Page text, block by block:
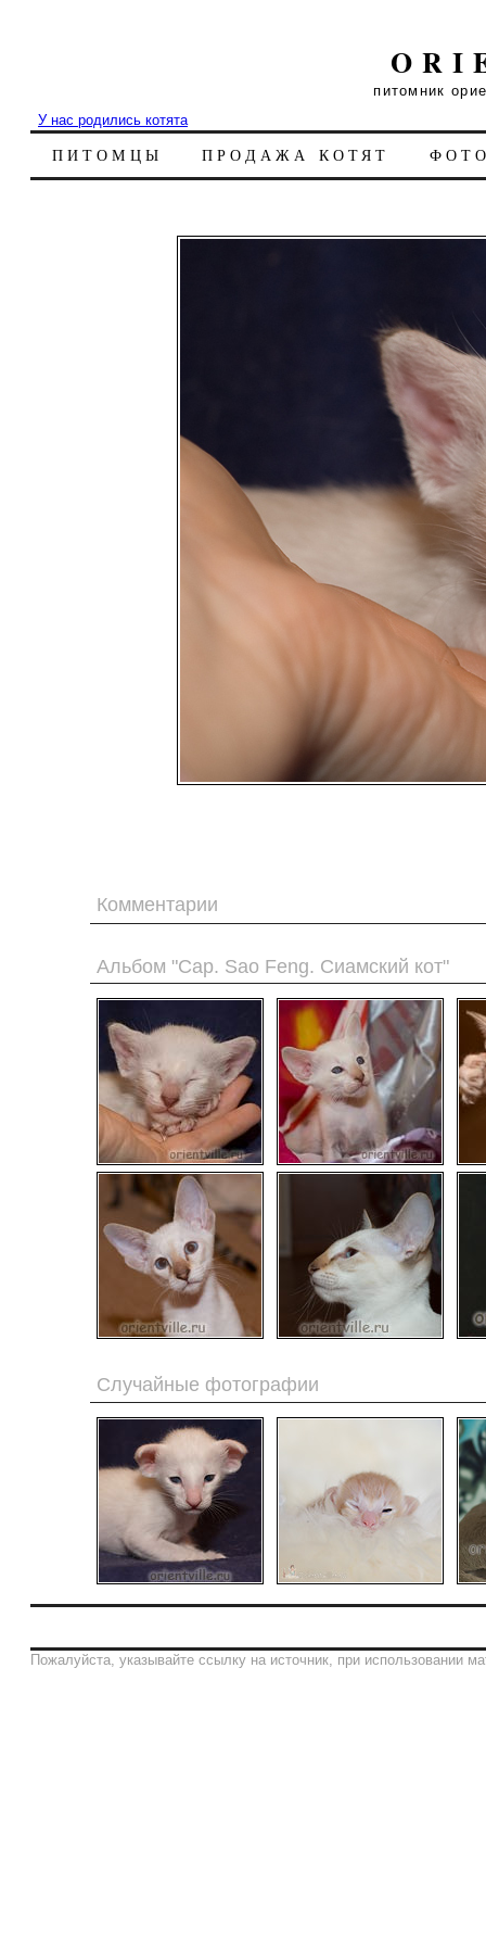
питомник
У нас родились котята
ПИТОМЦЫ ПРОДАЖА КОТЯТ
Комментарии
Альбом "Cap. Sao Feng. Сиамский кот"
Случайные фотографии
Пожалуйста, указывайте ссылку на источник, при использовании